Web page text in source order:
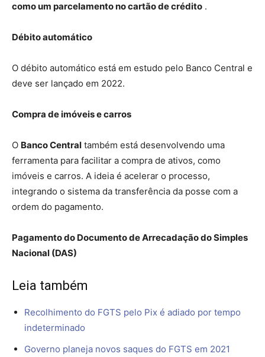
como um parcelamento no cartão de crédito .
Débito automático
O débito automático está em estudo pelo Banco Central e
deve ser lançado em 2022.
Compra de imóveis e carros
O Banco Central também está desenvolvendo uma
ferramenta para facilitar a compra de ativos, como
imóveis e carros. A ideia é acelerar o processo,
integrando o sistema da transferência da posse com a
ordem do pagamento.
Pagamento do Documento de Arrecadação do Simples
Nacional (DAS)
Leia também
Recolhimento do FGTS pelo Pix é adiado por tempo
indeterminado
Governo planeja novos saques do FGTS em 2021